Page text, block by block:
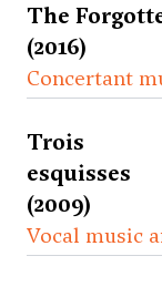
The
(2016)
Concertant
Trois
esquisses
(2009)
Vocal music